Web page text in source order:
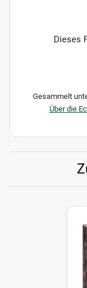
Dieses
Gesammelt
Über die